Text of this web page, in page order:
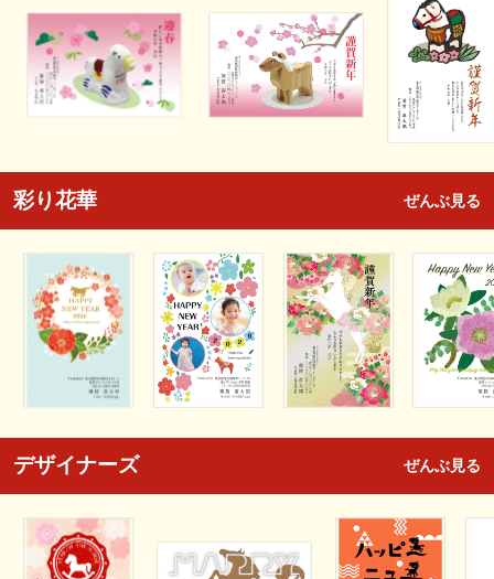
彩り花華 ぜんぶ見る
デザイナーズ ぜんぶ見る